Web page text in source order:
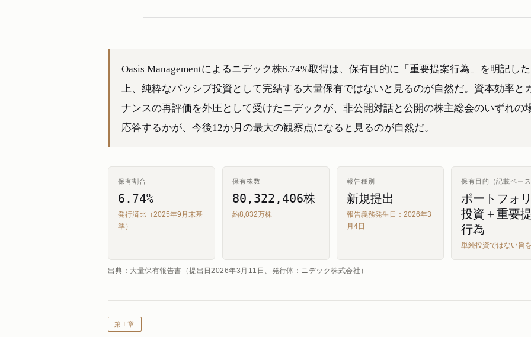
Oasis Managementによるニデック株6.74%取得は、保有目的に「重要提案行為」を明記し
上、純粋なパッシブ投資として完結する大量保有ではないと見るのが自然だ。資本効率と
ナンスの再評価を外圧として受けたニデックが、非公開対話と公開の株主総会のいずれの
応答するかが、今後12か月の最大の観察点になると見るのが自然だ。
保有割合
6.74%
発行済比（2025年9月末基
準）
保有株数
80,322,406株
約8,032万株
報告種別
新規提出
報告義務発生日：2026年3
月4日
保有目的（記載ベー
ポートフォ
投資＋重要
行為
単純投資ではない旨
出典：大量保有報告書（提出日2026年3月11日、発行体：ニデック株式会社）
第1章